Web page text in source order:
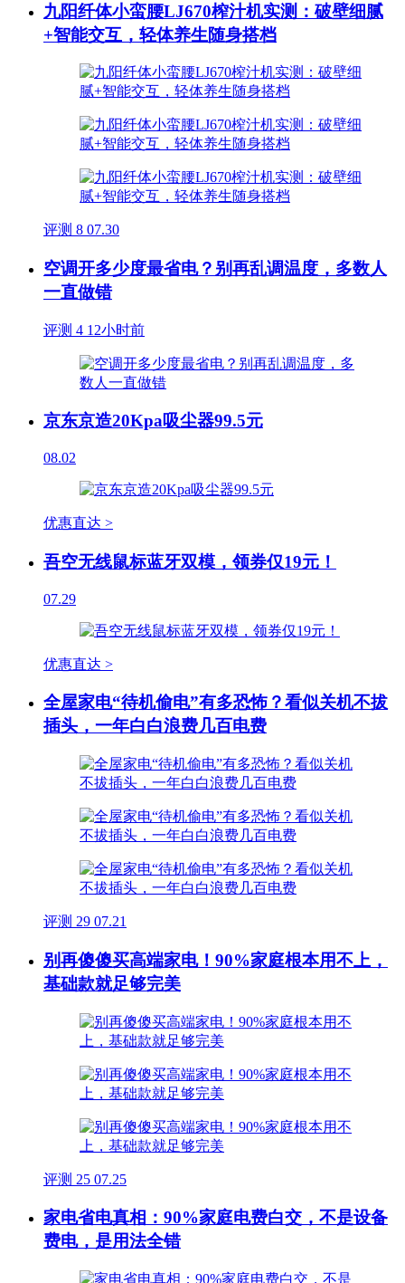
九阳纤体小蛮腰LJ670榨汁机实测：破壁细腻
+智能交互，轻体养生随身搭档
评测 8 07.30
空调开多少度最省电？别再乱调温度，多数人
一直做错
评测 4 12小时前
京东京造20Kpa吸尘器99.5元
08.02
优惠直达 >
吾空无线鼠标蓝牙双模，领券仅19元！
07.29
优惠直达 >
全屋家电“待机偷电”有多恐怖？看似关机不拔
插头，一年白白浪费几百电费
评测 29 07.21
别再傻傻买高端家电！90%家庭根本用不上，
基础款就足够完美
评测 25 07.25
家电省电真相：90%家庭电费白交，不是设备
费电，是用法全错